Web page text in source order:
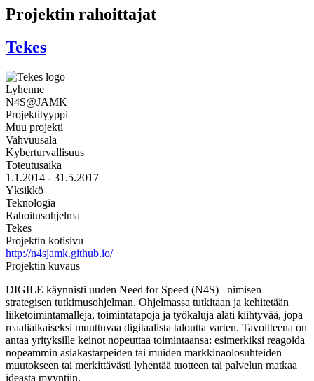
Projektin rahoittajat
Tekes
Lyhenne
N4S@JAMK
Projektityyppi
Muu projekti
Vahvuusala
Kyberturvallisuus
Toteutusaika
1.1.2014 - 31.5.2017
Yksikkö
Teknologia
Rahoitusohjelma
Tekes
Projektin kotisivu
http://n4sjamk.github.io/
Projektin kuvaus
DIGILE käynnisti uuden Need for Speed (N4S) –nimisen
strategisen tutkimusohjelman. Ohjelmassa tutkitaan ja kehitetään
liiketoimintamalleja, toimintatapoja ja työkaluja alati kiihtyvää, jopa
reaaliaikaiseksi muuttuvaa digitaalista taloutta varten. Tavoitteena on
antaa yrityksille keinot nopeuttaa toimintaansa: esimerkiksi reagoida
nopeammin asiakastarpeiden tai muiden markkinaolosuhteiden
muutokseen tai merkittävästi lyhentää tuotteen tai palvelun matkaa
ideasta myyntiin.